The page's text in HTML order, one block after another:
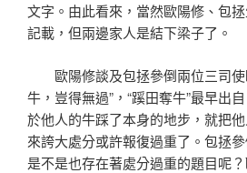
文字。由此看來，當然歐陽修、包
記載，但兩邊家人是結下梁子了。
歐陽修談及包拯參倒兩位三司
牛，豈得無過”，“蹊田奪牛”最早出
於他人的牛踩了本身的地步，就把
來誇大處分或許報復過重了。包拯
是不是也存在著處分過重的題目呢